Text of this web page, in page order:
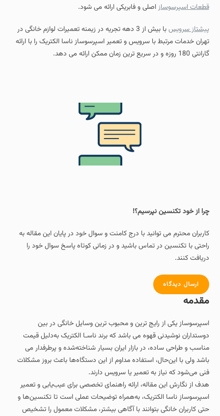
قطعات اسپرسوسازاصلی و فابریکی ارائه می شود.
پیشتاز سرویس
با بیش از 3 دهه تجریه در زیمنه تعمیرات لوازم خانگی در
تهران خدمات مرتبط با سرویس و تعمیر اسپرسوساز ناسا الکتریک را با ارائه
گارانتی 180 روزه و در سریع ترین زمان ممکن ارائه می دهد.
چرا از خود تکنسین نپرسیم؟!
کاربران محترم می توانید با درج کامنت و سوال خود در پایان این مقاله به
راحتی با تکنسین در تماس باشید و در زمانی کوتاه پاسخ سوال خود را
دریافت کنند.
ارسال دیدگاه
مقدمه
اسپرسوساز یکی از رایج‌ ترین و محبوب‌ ترین وسایل خانگی در بین
دوستداران نوشیدنی قهوه می باشد که برند ناسـا الکتریک به‌دلیل قیمت
مناسب و طراحی ساده، در بازار ایران بسیار شناخته‌شده و پرطرفدار می
باشد ولی با این‌حال، استفاده مداوم از این دستگاه‌ها باعث بروز مشکلات
فنی می‌شود که نیاز به تعمیر یا سرویس دارند.
هدف از نگارش این مقاله، ارائه راهنمای تخصصی برای عیب‌یابی و تعمیر
اسپرسوساز ناسا الکتریک، به‌همراه توضیحات عملی است تا تکنسین‌ها و
حتی کاربران خانگی بتوانند با آگاهی بیشتر، مشکلات معمول را تشخیص